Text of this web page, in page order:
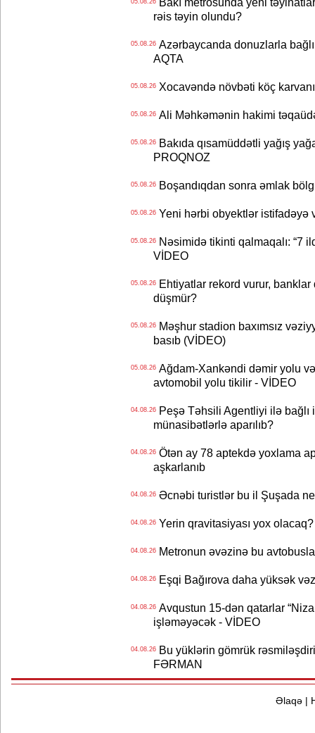
05.08.26
rəis təyin olundu?
05.08.26Azərbaycanda donuzlarla
AQTA
05.08.26Xocavəndə növbəti köç
05.08.26Ali Məhkəmənin hakimi
05.08.26Bakıda qısamüddətli yağış
PROQNOZ
05.08.26Boşandıqdan sonra əmlak
05.08.26Yeni hərbi obyektlər istifadəyə
05.08.26Nəsimidə tikinti qalmaqalı: “7
VİDEO
05.08.26Ehtiyatlar rekord vurur, banklar
düşmür?
05.08.26Məşhur stadion baxımsız
basıb (VİDEO)
05.08.26Ağdam-Xankəndi dəmir yolu
avtomobil yolu tikilir - VİDEO
04.08.26Peşə Təhsili Agentliyi ilə bağlı
münasibətlərlə aparılıb?
04.08.26Ötən ay 78 aptekdə yoxlama
aşkarlanıb
04.08.26Əcnəbi turistlər bu il Şuşada
04.08.26Yerin qravitasiyası yox
04.08.26Metronun əvəzinə bu
04.08.26Eşqi Bağırova daha yüksək
04.08.26Avqustun 15-dən qatarlar
işləməyəcək - VİDEO
04.08.26Bu yüklərin gömrük
FƏRMAN
Əlaqə|